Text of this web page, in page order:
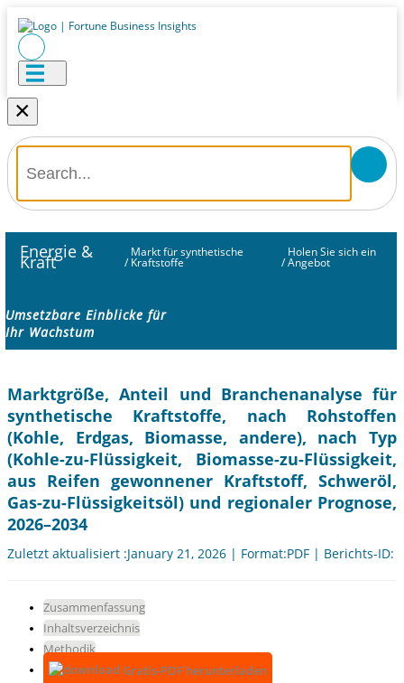
×
Energie &
Kraft /
Markt für synthetische
Kraftstoffe /
Holen Sie sich ein
Angebot
Umsetzbare Einblicke für
Ihr Wachstum
Marktgröße, Anteil und Branchenanalyse für
synthetische Kraftstoffe, nach Rohstoffen
(Kohle, Erdgas, Biomasse, andere), nach Typ
(Kohle-zu-Flüssigkeit, Biomasse-zu-Flüssigkeit,
aus Reifen gewonnener Kraftstoff, Schweröl,
Gas-zu-Flüssigkeitsöl) und regionaler Prognose,
2026–2034
Zuletzt aktualisiert :January 21, 2026 | Format:PDF | Berichts-ID:
Zusammenfassung
Inhaltsverzeichnis
Methodik
Gratis-PDF herunterladen